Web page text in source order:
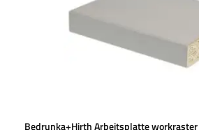
Bedrunka+Hirth Arbeitsplatte